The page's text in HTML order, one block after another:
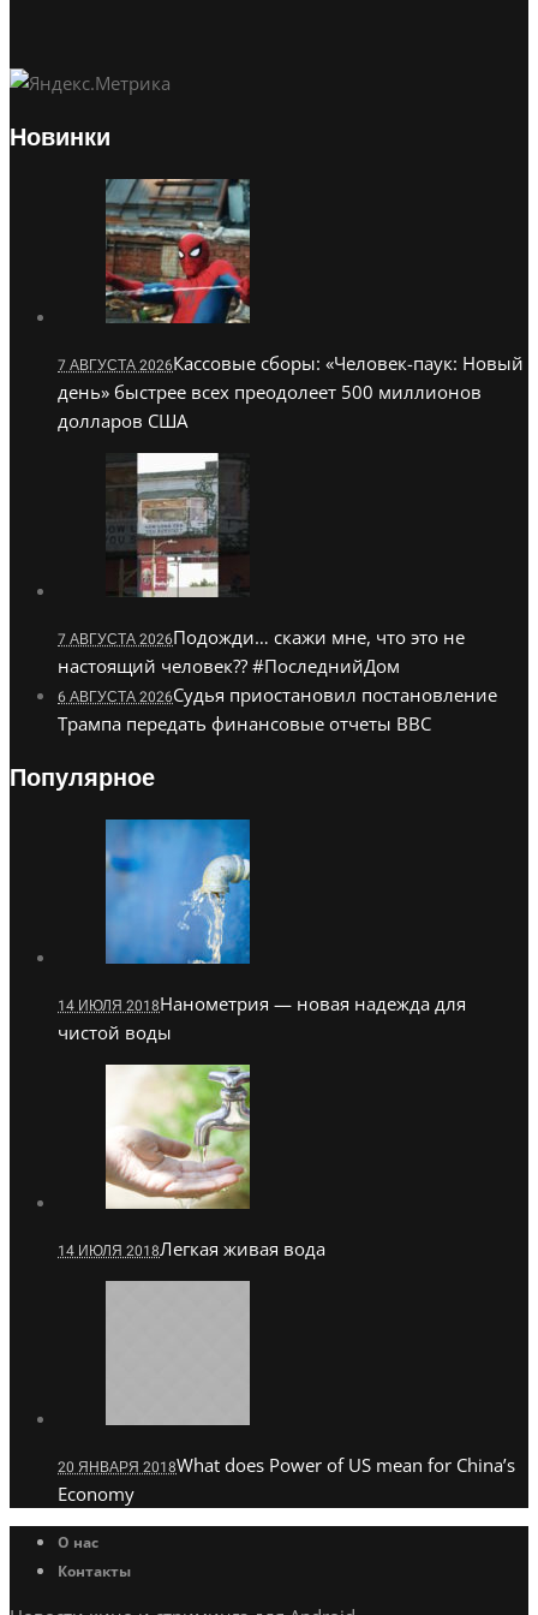
Новинки
7 АВГУСТА 2026Кассовые сборы: «Человек-паук: Новый
день» быстрее всех преодолеет 500 миллионов
долларов США
7 АВГУСТА 2026Подожди… скажи мне, что это не
настоящий человек?? #ПоследнийДом
6 АВГУСТА 2026Судья приостановил постановление
Трампа передать финансовые отчеты BBC
Популярное
14 ИЮЛЯ 2018Нанометрия — новая надежда для
чистой воды
14 ИЮЛЯ 2018Легкая живая вода
20 ЯНВАРЯ 2018What does Power of US mean for China’s
Economy
О нас
Контакты